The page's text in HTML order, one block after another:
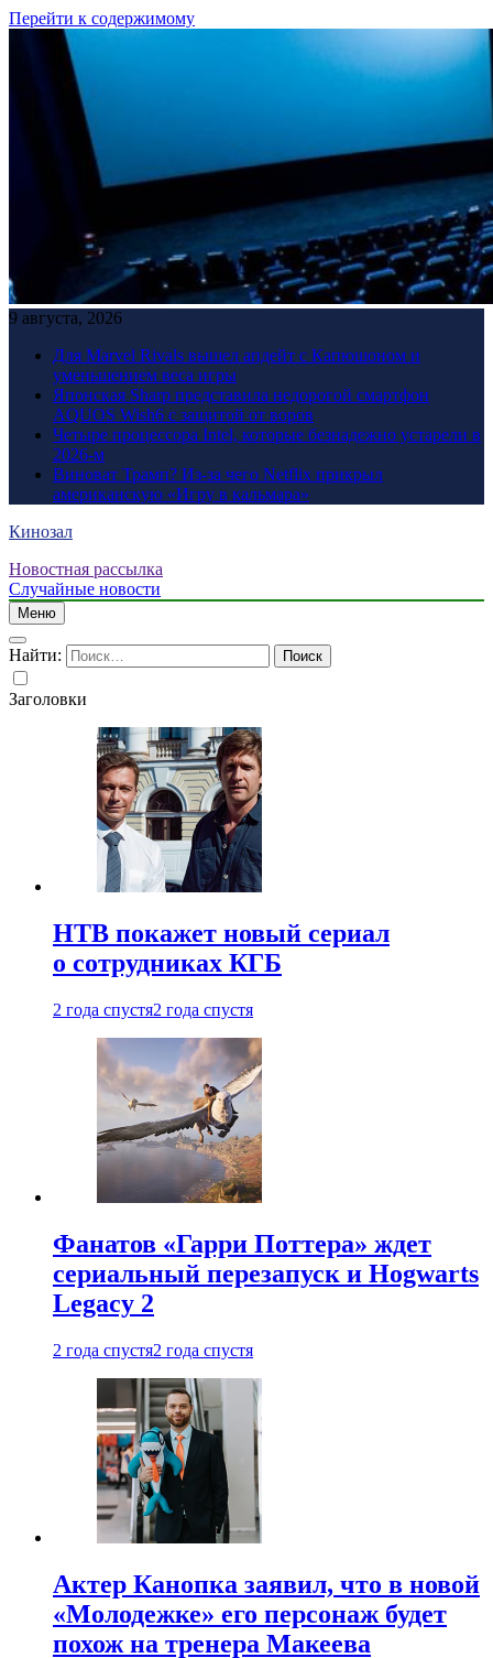
Перейти к содержимому
9 августа, 2026
Для Marvel Rivals вышел апдейт с Капюшоном и
уменьшением веса игры
Японская Sharp представила недорогой смартфон
AQUOS Wish6 с защитой от воров
Четыре процессора Intel, которые безнадежно устарели в
2026-м
Виноват Трамп? Из-за чего Netflix прикрыл
американскую «Игру в кальмара»
Кинозал
Новостная рассылка
Случайные новости
Меню
Найти:
Заголовки
НТВ покажет новый сериал
о сотрудниках КГБ
2 года спустя2 года спустя
Фанатов «Гарри Поттера» ждет
сериальный перезапуск и Hogwarts
Legacy 2
2 года спустя2 года спустя
Актер Канопка заявил, что в новой
«Молодежке» его персонаж будет
похож на тренера Макеева